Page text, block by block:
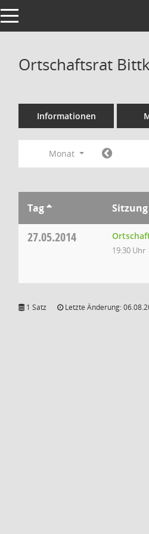
Toggle navigation
Ortschaftsrat
Informationen
Monat
Tag Sitzung
27.05.2014
19:30 Uhr
1 Satz Letzte Änderung: